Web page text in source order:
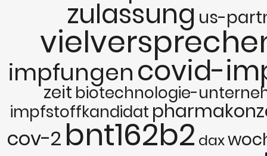
zulassung us-
impfungencovid-
zeit biotechnologie-
impfstoffkandidat
cov-2 bnt162b2 dax